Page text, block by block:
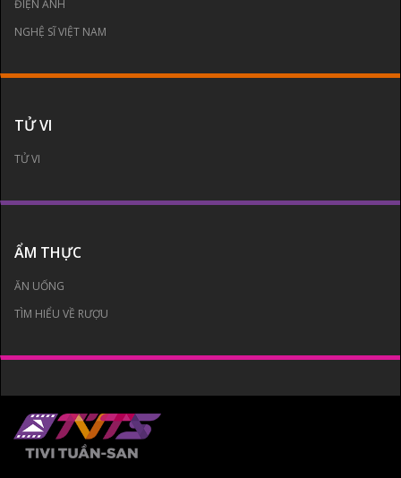
ĐIỆN ẢNH
NGHỆ SĨ VIỆT NAM
TỬ VI
TỬ VI
ẨM THỰC
ĂN UỐNG
TÌM HIỂU VỀ RƯỢU